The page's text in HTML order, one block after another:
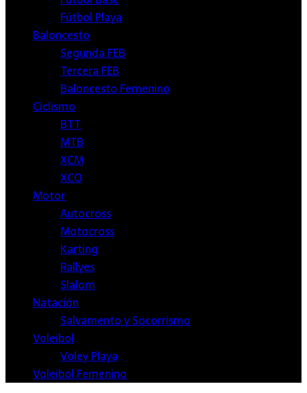
Fútbol Playa
Baloncesto
Segunda FEB
Tercera FEB
Baloncesto Femenino
Ciclismo
BTT
MTB
XCM
XCO
Motor
Autocross
Motocross
Karting
Rallyes
Slalom
Natación
Salvamento y Socorrismo
Voleibol
Voley Playa
Voleibol Femenino